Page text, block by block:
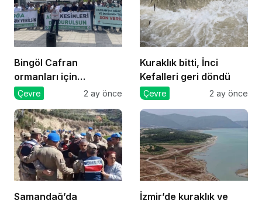
Bingöl Cafran
ormanları için
mücadele
Çevre 2 ay önce
Kuraklık bitti, İnci
Kefalleri geri döndü
Çevre 2 ay önce
Samandağ’da İzmir’de kuraklık ve